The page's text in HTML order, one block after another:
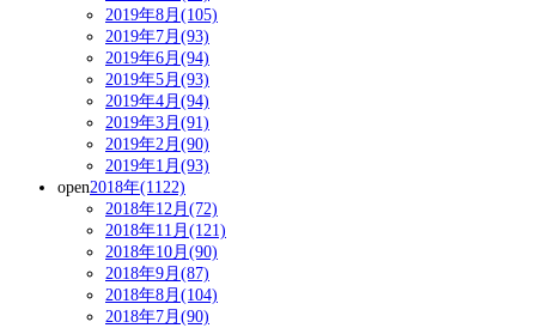
2019年8月(105)
2019年7月(93)
2019年6月(94)
2019年5月(93)
2019年4月(94)
2019年3月(91)
2019年2月(90)
2019年1月(93)
open2018年(1122)
2018年12月(72)
2018年11月(121)
2018年10月(90)
2018年9月(87)
2018年8月(104)
2018年7月(90)